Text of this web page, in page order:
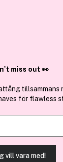
Celebrate
miss out 👀
för flawless
vill vara med!